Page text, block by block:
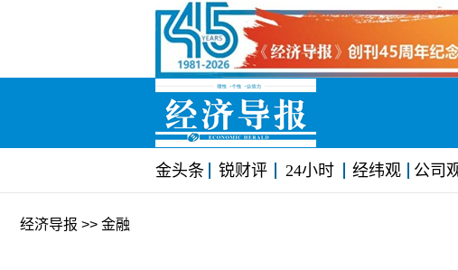
金头条 锐财评 24小时 经纬观 公司
经济导报 >> 金融